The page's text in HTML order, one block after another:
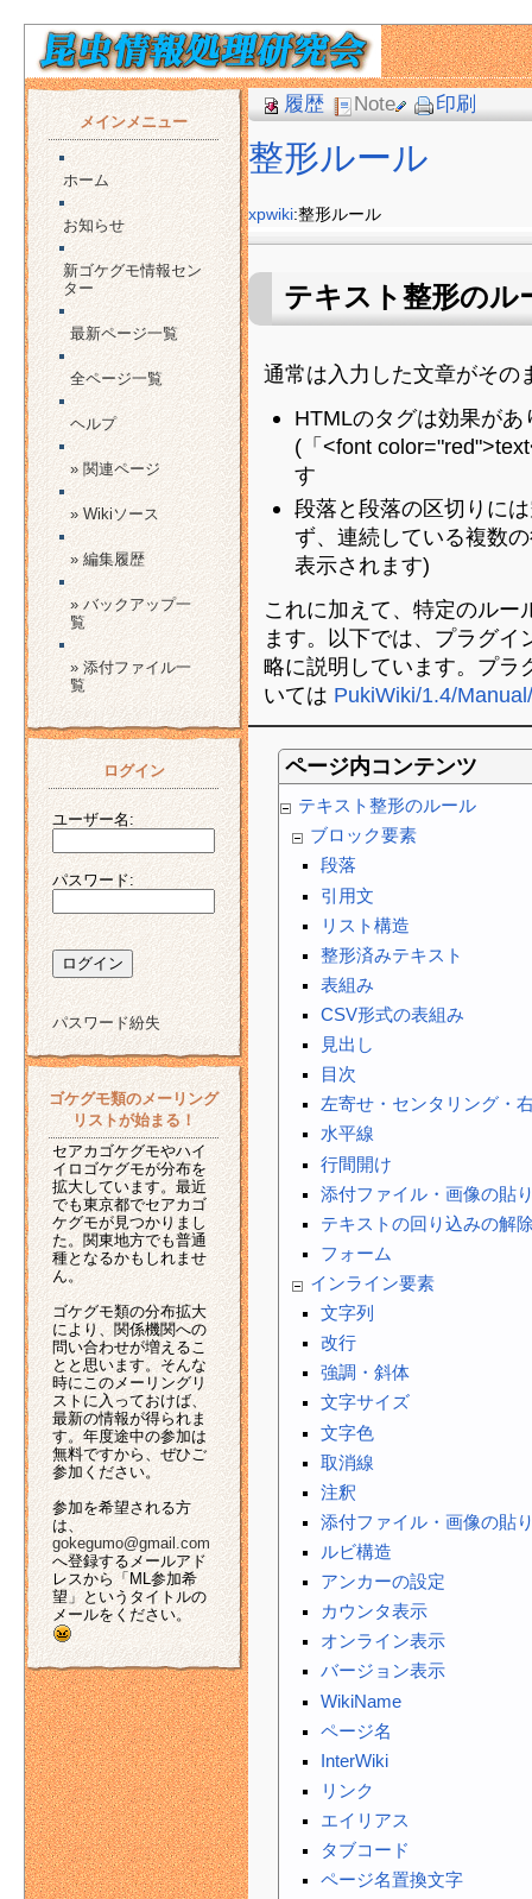
メインメニュー
ホーム
お知らせ
新ゴケグモ情報セン
ター
最新ページ一覧
全ページ一覧
ヘルプ
» 関連ページ
» Wikiソース
» 編集履歴
» バックアップ一
覧
» 添付ファイル一
覧
ログイン
ユーザー名:
パスワード:
パスワード紛失
ゴケグモ類のメーリング
リストが始まる！
セアカゴケグモやハイ
イロゴケグモが分布を
拡大しています。最近
でも東京都でセアカゴ
ケグモが見つかりまし
た。関東地方でも普通
種となるかもしれませ
ん。
ゴケグモ類の分布拡大
により、関係機関への
問い合わせが増えるこ
とと思います。そんな
時にこのメーリングリ
ストに入っておけば、
最新の情報が得られま
す。年度途中の参加は
無料ですから、ぜひご
参加ください。
参加を希望される方
は、
gokegumo@gmail.com
へ登録するメールアド
レスから「ML参加希
望」というタイトルの
メールをください。
履歴 Note 印刷
整形ルール
xpwiki:整形ルール
テキスト整形のル
通常は入力した文章がその
HTMLのタグは効果が
(「<font
す
段落と段落の区切りに
ず、連続している複数
表示されます)
これに加えて、特定のルー
ます。以下では、プラグ
略に説明しています。プラ
いては PukiWiki​/1.4​/
ページ内コンテンツ
テキスト整形のルール
ブロック要素
段落
引用文
リスト構造
整形済みテキスト
表組み
CSV形式の表組み
見出し
目次
左寄せ・センタリング・
水平線
行間開け
添付ファイル・画像の貼
テキストの回り込みの解
フォーム
インライン要素
文字列
改行
強調・斜体
文字サイズ
文字色
取消線
注釈
添付ファイル・画像の貼
ルビ構造
アンカーの設定
カウンタ表示
オンライン表示
バージョン表示
WikiName
ページ名
InterWiki
リンク
エイリアス
タブコード
ページ名置換文字